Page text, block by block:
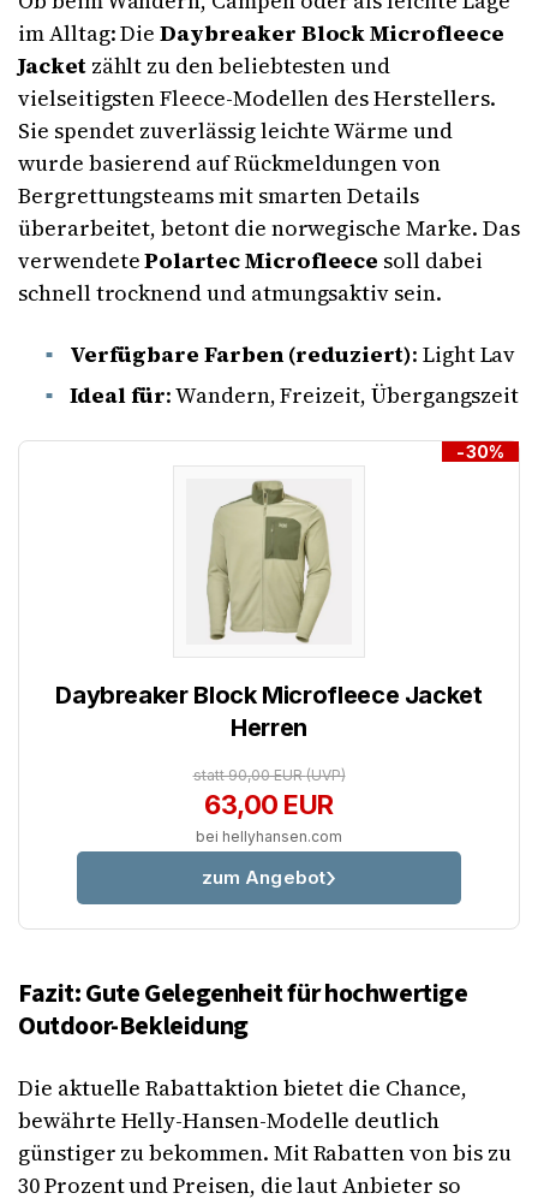
im Alltag: DieDaybreaker Block Microfleece
Jacketzählt zu den beliebtesten und
vielseitigsten Fleece-Modellen des Herstellers.
Sie spendet zuverlässig leichte Wärme und
wurde basierend auf Rückmeldungen von
Bergrettungsteams mit smarten Details
überarbeitet, betont die norwegische Marke. Das
verwendetePolartec Microfleece soll dabei
schnell trocknend und atmungsaktiv sein.
Verfügbare Farben (reduziert): Light Lav
Ideal für: Wandern, Freizeit, Übergangszeit
-30%
Daybreaker Block Microfleece Jacket
Herren
statt 90,00 EUR(UVP)
63,00 EUR
bei hellyhansen.com
zum Angebot
Fazit: Gute Gelegenheit für hochwertige
Outdoor-Bekleidung
Die aktuelle Rabattaktion bietet die Chance,
bewährte Helly-Hansen-Modelle deutlich
günstiger zu bekommen. Mit Rabatten von bis zu
30 Prozent und Preisen, die laut Anbieter so